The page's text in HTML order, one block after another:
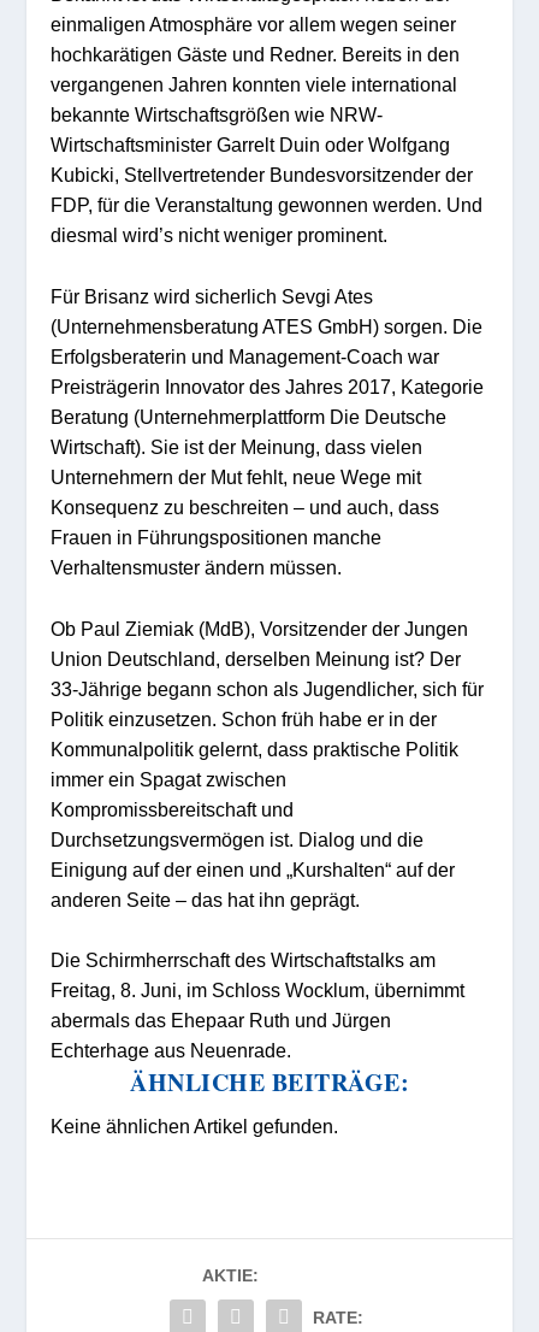
einmaligen Atmosphäre vor allem wegen seiner
hochkarätigen Gäste und Redner. Bereits in den
vergangenen Jahren konnten viele international
bekannte Wirtschaftsgrößen wie NRW-
Wirtschaftsminister Garrelt Duin oder Wolfgang
Kubicki, Stellvertretender Bundesvorsitzender der
FDP, für die Veranstaltung gewonnen werden. Und
diesmal wird’s nicht weniger prominent.
Für Brisanz wird sicherlich Sevgi Ates
(Unternehmensberatung ATES GmbH) sorgen. Die
Erfolgsberaterin und Management-Coach war
Preisträgerin Innovator des Jahres 2017, Kategorie
Beratung (Unternehmerplattform Die Deutsche
Wirtschaft). Sie ist der Meinung, dass vielen
Unternehmern der Mut fehlt, neue Wege mit
Konsequenz zu beschreiten – und auch, dass
Frauen in Führungspositionen manche
Verhaltensmuster ändern müssen.
Ob Paul Ziemiak (MdB), Vorsitzender der Jungen
Union Deutschland, derselben Meinung ist? Der
33-Jährige begann schon als Jugendlicher, sich für
Politik einzusetzen. Schon früh habe er in der
Kommunalpolitik gelernt, dass praktische Politik
immer ein Spagat zwischen
Kompromissbereitschaft und
Durchsetzungsvermögen ist. Dialog und die
Einigung auf der einen und „Kurshalten“ auf der
anderen Seite – das hat ihn geprägt.
Die Schirmherrschaft des Wirtschaftstalks am
Freitag, 8. Juni, im Schloss Wocklum, übernimmt
abermals das Ehepaar Ruth und Jürgen
Echterhage aus Neuenrade.
ÄHNLICHE BEITRÄGE:
Keine ähnlichen Artikel gefunden.
AKTIE:
RATE: